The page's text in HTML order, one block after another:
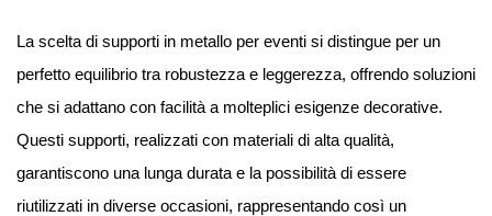
La scelta di supporti in metallo per eventi si distingue per un
perfetto equilibrio tra robustezza e leggerezza, offrendo soluzioni
che si adattano con facilità a molteplici esigenze decorative.
Questi supporti, realizzati con materiali di alta qualità,
garantiscono una lunga durata e la possibilità di essere
riutilizzati in diverse occasioni, rappresentando così un